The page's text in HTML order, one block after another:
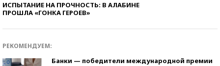
ИСПЫТАНИЕ НА ПРОЧНОСТЬ: В АЛАБИНЕ
ПРОШЛА «ГОНКА ГЕРОЕВ»
РЕКОМЕНДУЕМ:
Банки — победители международной премии